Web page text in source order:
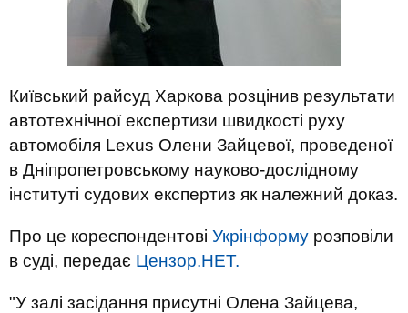
Київський райсуд Харкова розцінив результати
автотехнічної експертизи швидкості руху
автомобіля Lexus Олени Зайцевої, проведеної
в Дніпропетровському науково-дослідному
інституті судових експертиз як належний доказ.
Про це кореспондентові Укрінформу розповіли
в суді, передає Цензор.НЕТ.
"У залі засідання присутні Олена Зайцева,